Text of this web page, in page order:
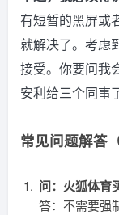
有短暂的黑屏或
就解决了。考虑
接受。你要问我
安利给三个同事
常见问题解答
问：火狐体育
答：不需要强